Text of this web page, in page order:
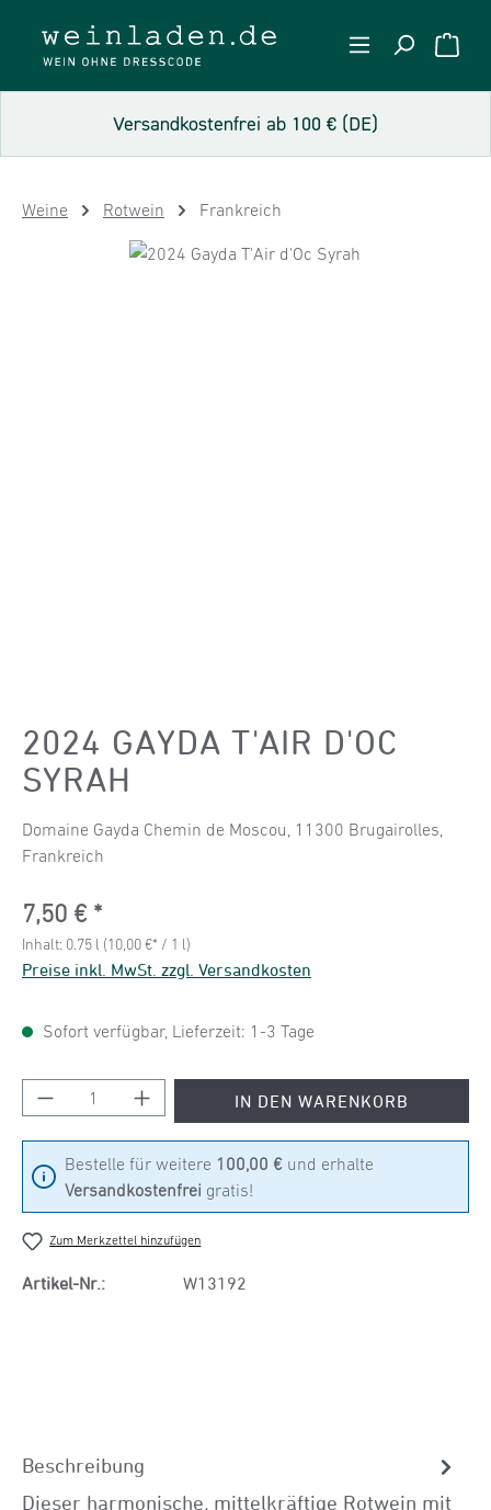
Zum Hauptinhalt springen
Versandkostenfrei ab 100 € (DE)
Weine Rotwein Frankreich
Bildergalerie überspringen
2024 GAYDA T'AIR D'OC
SYRAH
Domaine Gayda Chemin de Moscou, 11300 Brugairolles,
Frankreich
Regulärer Preis:
7,50 €
Inhalt: 0.75 l (10,00 €* / 1 l)
Preise inkl. MwSt. zzgl. Versandkosten
Sofort verfügbar, Lieferzeit: 1-3 Tage
Produkt Anzahl: Gib den gewünschten Wert
IN DEN WARENKORB
Bestelle für weitere 100,00 € und erhalte
Versandkostenfrei gratis!
Zum Merkzettel hinzufügen
Artikel-Nr.: W13192
Beschreibung
Dieser harmonische, mittelkräftige Rotwein mit